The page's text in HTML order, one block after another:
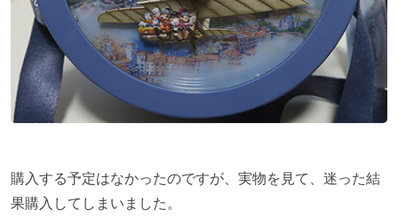
購入する予定はなかったのですが、実物を見て、迷った結
果購入してしまいました。